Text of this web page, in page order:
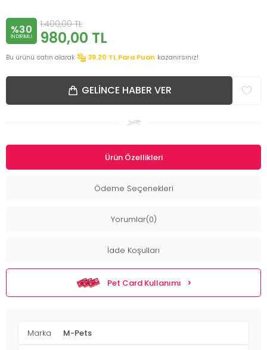
%30
INDIRIMLI
1.400,00TL
980,00 TL
Bu ürünü satın alarak 39.20 TL Para Puan kazanırsınız!
GELINCE HABER VER
Ürün Özellikleri
Ödeme Seçenekleri
Yorumlar(0)
İade Koşulları
Pet Card Kullanımı
Marka M-Pets